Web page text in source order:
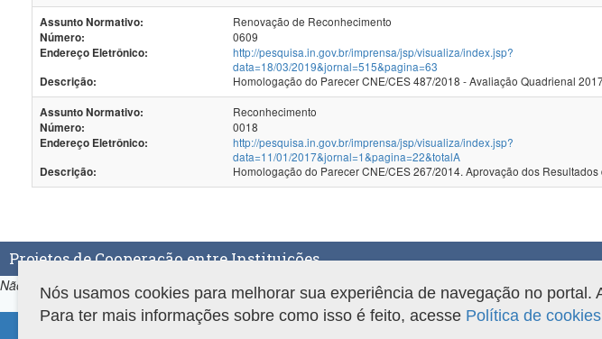
Assunto Normativo: Renovação de Reconhecimento
Número:
0609
Endereço Eletrônico:
http://pesquisa.in.gov.br/imprensa/jsp/visualiza/index.jsp?
data=18/03/2019&jornal=515&pagina=63
Descrição:
Homologação do Parecer CNE/CES 487/2018 - Avaliação Quadrienal
Assunto Normativo: Reconhecimento
Número:
0018
Endereço Eletrônico:
http://pesquisa.in.gov.br/imprensa/jsp/visualiza/index.jsp?
data=11/01/2017&jornal=1&pagina=22&totalA
Descrição:
Homologação do Parecer CNE/CES 267/2014. Aprovação dos Resultados
Projetos de Cooperação entre Instituições
Não há projetos de Cooperação entre Instituições associados ao programa.
Nós usamos cookies para melhorar sua experiência de navegação no
Para ter mais informações sobre como isso é feito, acesse Política de cookies